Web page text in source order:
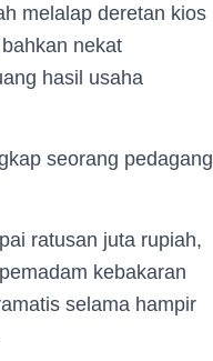
melalap deretan kios
nekat
hasil usaha
seorang pedagang
ratusan juta rupiah,
kebakaran
selama hampir